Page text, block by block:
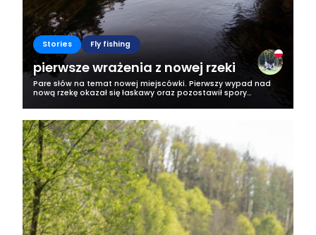
Stories Fly fishing
pierwsze wrażenia z nowej rzeki
Pare słów na temat nowej miejscówki. Pierwszy wypad nad
nową rzekę okazał się łaskawy oraz pozostawił spory
rzeką pojawiłem się poźno koło...